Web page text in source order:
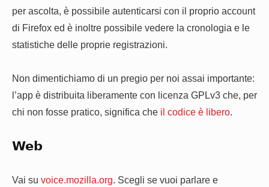
per ascolta, è possibile autenticarsi con il proprio account
di Firefox ed è inoltre possibile vedere la cronologia e le
statistiche delle proprie registrazioni.
Non dimentichiamo di un pregio per noi assai importante:
l’app è distribuita liberamente con licenza GPLv3 che, per
chi non fosse pratico, significa che il codice è libero.
Web
Vai su voice.mozilla.org. Scegli se vuoi parlare e